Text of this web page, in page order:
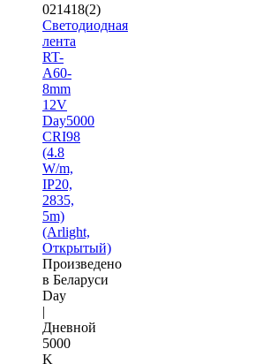
021418(2)
Светодиодная
лента
RT-
A60-
8mm
12V
Day5000
CRI98
(4.8
W/m,
IP20,
2835,
5m)
(Arlight,
Открытый)
Произведено
в Беларуси
Day
|
Дневной
5000
K